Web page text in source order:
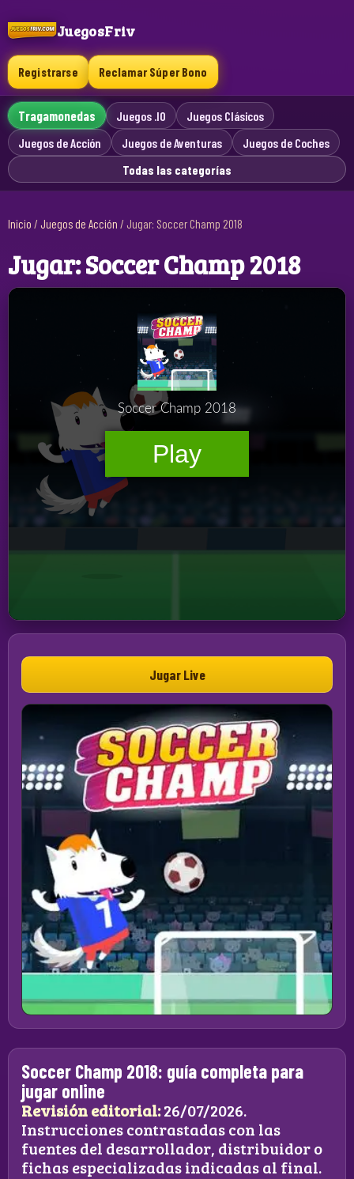
JuegosFriv
Registrarse Reclamar Súper Bono
Tragamonedas Juegos .IO
Juegos Clásicos
Juegos de Acción
Juegos de Aventuras
Juegos de Coches
Todas las categorías
Inicio / Juegos de Acción / Jugar: Soccer Champ 2018
Jugar: Soccer Champ 2018
Jugar Live
Soccer Champ 2018: guía completa para
jugar online
Revisión editorial:26/07/2026.
Instrucciones contrastadas con las
fuentes del desarrollador, distribuidor o
fichas especializadas indicadas al final.